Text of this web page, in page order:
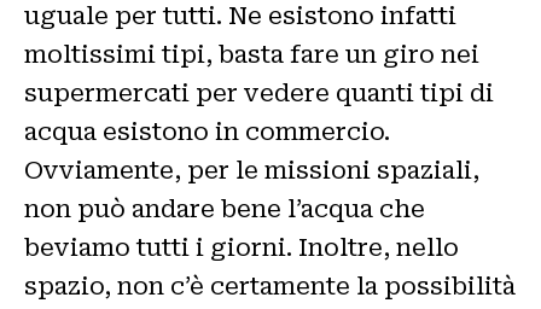
uguale per tutti. Ne esistono infatti
moltissimi tipi, basta fare un giro nei
supermercati per vedere quanti tipi di
acqua esistono in commercio.
Ovviamente, per le missioni spaziali,
non può andare bene l’acqua che
beviamo tutti i giorni. Inoltre, nello
spazio, non c’è certamente la possibilità